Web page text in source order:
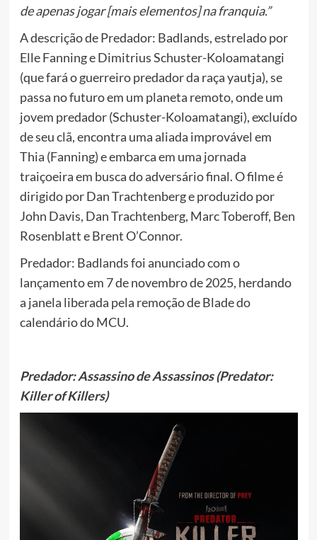
de apenas jogar [mais elementos] na franquia.”
A descrição de Predador: Badlands, estrelado por
Elle Fanning e Dimitrius Schuster-Koloamatangi
(que fará o guerreiro predador da raça yautja), se
passa no futuro em um planeta remoto, onde um
jovem predador (Schuster-Koloamatangi), excluído
de seu clã, encontra uma aliada improvável em
Thia (Fanning) e embarca em uma jornada
traiçoeira em busca do adversário final. O filme é
dirigido por Dan Trachtenberg e produzido por
John Davis, Dan Trachtenberg, Marc Toberoff, Ben
Rosenblatt e Brent O’Connor.
Predador: Badlands foi anunciado com o
lançamento em 7 de novembro de 2025, herdando
a janela liberada pela remoção de Blade do
calendário do MCU.
Predador: Assassino de Assassinos (Predator:
Killer of Killers)